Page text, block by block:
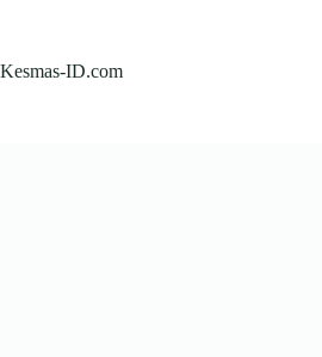
Kesmas-ID.com